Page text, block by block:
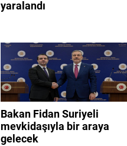
yaralandı
Bakan Fidan Suriyeli
mevkidaşıyla bir araya
gelecek